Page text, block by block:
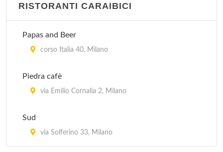
Jubin
Kota Radja
Lon Fon
Mei Lin
via San Giovanni sul Muro 13, Milano
RISTORANTI CARAIBICI
Papas and Beer
corso Italia 40, Milano
Piedra cafè
via Emilio Cornalia 2, Milano
Sud
via Solferino 33, Milano